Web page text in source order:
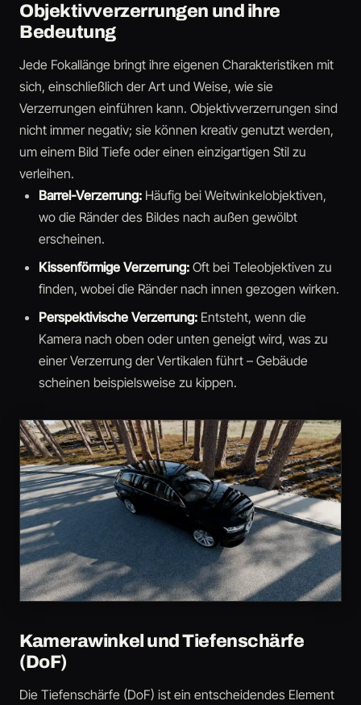
Objektivverzerrungen und ihre
Bedeutung
Jede Fokallänge bringt ihre eigenen Charakteristiken mit
sich, einschließlich der Art und Weise, wie sie
Verzerrungen einführen kann. Objektivverzerrungen sind
nicht immer negativ; sie können kreativ genutzt werden,
um einem Bild Tiefe oder einen einzigartigen Stil zu
verleihen.
Barrel-Verzerrung: Häufig bei Weitwinkelobjektiven,
wo die Ränder des Bildes nach außen gewölbt
erscheinen.
Kissenförmige Verzerrung: Oft bei Teleobjektiven zu
finden, wobei die Ränder nach innen gezogen wirken.
Perspektivische Verzerrung: Entsteht, wenn die
Kamera nach oben oder unten geneigt wird, was zu
einer Verzerrung der Vertikalen führt – Gebäude
scheinen beispielsweise zu kippen.
Kamerawinkel und Tiefenschärfe
(DoF)
Die Tiefenschärfe (DoF) ist ein entscheidendes Element